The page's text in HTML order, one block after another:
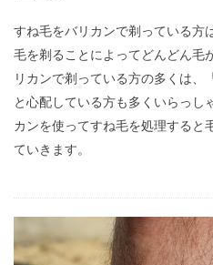
すね毛をバリカンで剃っている方
毛を剃ることによってどんどん毛
リカンで剃っている方の多くは、
と心配している方も多くいらっし
カンを使ってすね毛を処理すると
ていきます。